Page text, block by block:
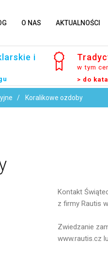
O NAS AKTUALNOŚCI
i
w tym
> do
Koralikowe ozdoby
Kontakt
z firmy Rautis
Zwiedzanie
www.rautis.cz
Imię i Nazwisko
Wiadomość